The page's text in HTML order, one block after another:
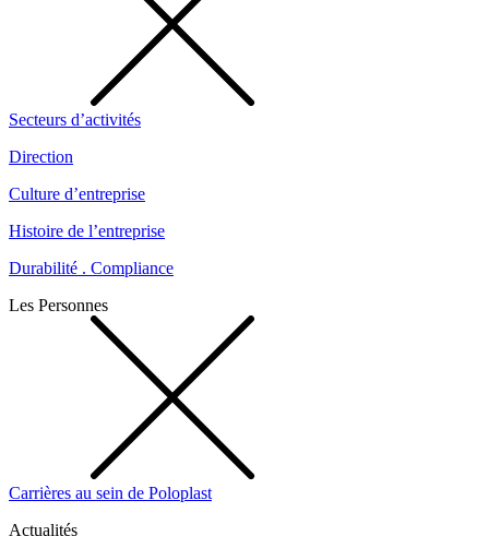
Secteurs d’activités
Direction
Culture d’entreprise
Histoire de l’entreprise
Durabilité . Compliance
Les Personnes
Carrières au sein de Poloplast
Actualités